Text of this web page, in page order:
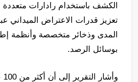
الكشف باستخدام رادارات متعددة
تعزيز قدرات الاعتراض الميداني
المدى وذخائر متخصصة وأنظمة
بوسائل الرصد.